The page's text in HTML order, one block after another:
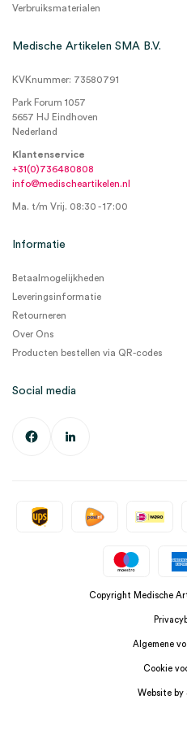
Verbruiksmaterialen
Medische Artikelen SMA B.V.
KVKnummer: 73580791
Park Forum 1057
5657 HJ Eindhoven
Nederland
Klantenservice
+31(0)736480808
info@medischeartikelen.nl
Ma. t/m Vrij. 08:30 - 17:00
Informatie
Betaalmogelijkheden
Leveringsinformatie
Retourneren
Over Ons
Producten bestellen via QR-codes
Social media
Copyright Medische
Algemene
Cookie
Website by